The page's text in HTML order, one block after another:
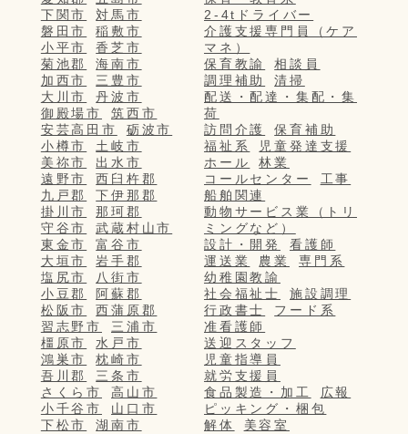
下関市
対馬市
磐田市
稲敷市
小平市
香芝市
菊池郡
海南市
加西市
三豊市
大川市
丹波市
御殿場市
筑西市
安芸高田市
砺波市
小樽市
土岐市
美祢市
出水市
遠野市
西臼杵郡
九戸郡
下伊那郡
掛川市
那珂郡
守谷市
武蔵村山市
東金市
富谷市
大垣市
岩手郡
塩尻市
八街市
小豆郡
阿蘇郡
松阪市
西蒲原郡
習志野市
三浦市
橿原市
水戸市
鴻巣市
枕崎市
吾川郡
三条市
さくら市
高山市
小千谷市
山口市
下松市
湖南市
2-4tドライバー
介護支援専門員（ケア
マネ）
保育教諭
相談員
調理補助
清掃
配送・配達・集配・集
荷
訪問介護
保育補助
福祉系
児童発達支援
ホール
林業
コールセンター
工事
船舶関連
動物サービス業（トリ
ミングなど）
設計・開発
看護師
運送業
農業
専門系
幼稚園教諭
社会福祉士
施設調理
行政書士
フード系
准看護師
送迎スタッフ
児童指導員
就労支援員
食品製造・加工
広報
ピッキング・梱包
解体
美容室